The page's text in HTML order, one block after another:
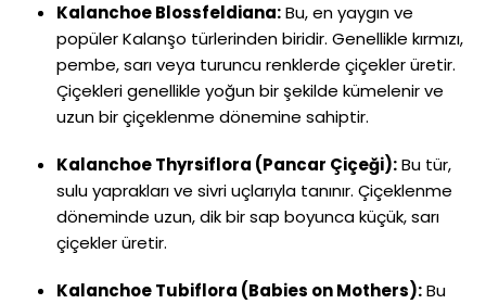
Kalanchoe Blossfeldiana:Bu, en yaygın ve
popüler Kalanşo türlerinden biridir. Genellikle kırmızı,
pembe, sarı veya turuncu renklerde çiçekler üretir.
Çiçekleri genellikle yoğun bir şekilde kümelenir ve
uzun bir çiçeklenme dönemine sahiptir.
Kalanchoe Thyrsiflora (Pancar Çiçeği):Bu tür,
sulu yaprakları ve sivri uçlarıyla tanınır. Çiçeklenme
döneminde uzun, dik bir sap boyunca küçük, sarı
çiçekler üretir.
Kalanchoe Tubiflora (Babies on Mothers):Bu